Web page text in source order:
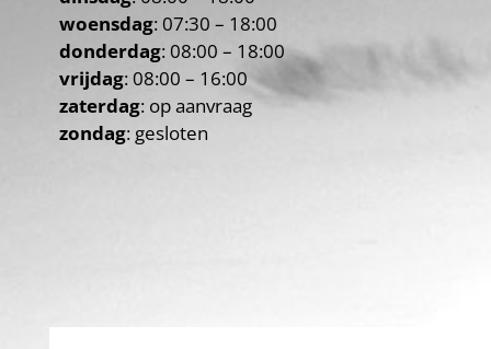
woensdag: 07:30 – 18:00
donderdag: 08:00 – 18:00
vrijdag: 08:00 – 16:00
zaterdag: op aanvraag
zondag: gesloten